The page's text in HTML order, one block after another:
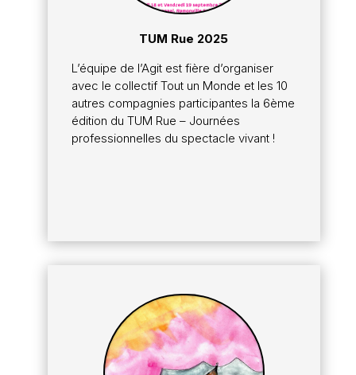
TUM Rue 2025
L’équipe de l’Agit est fière d’organiser
avec le collectif Tout un Monde et les 10
autres compagnies participantes la 6ème
édition du TUM Rue – Journées
professionnelles du spectacle vivant !